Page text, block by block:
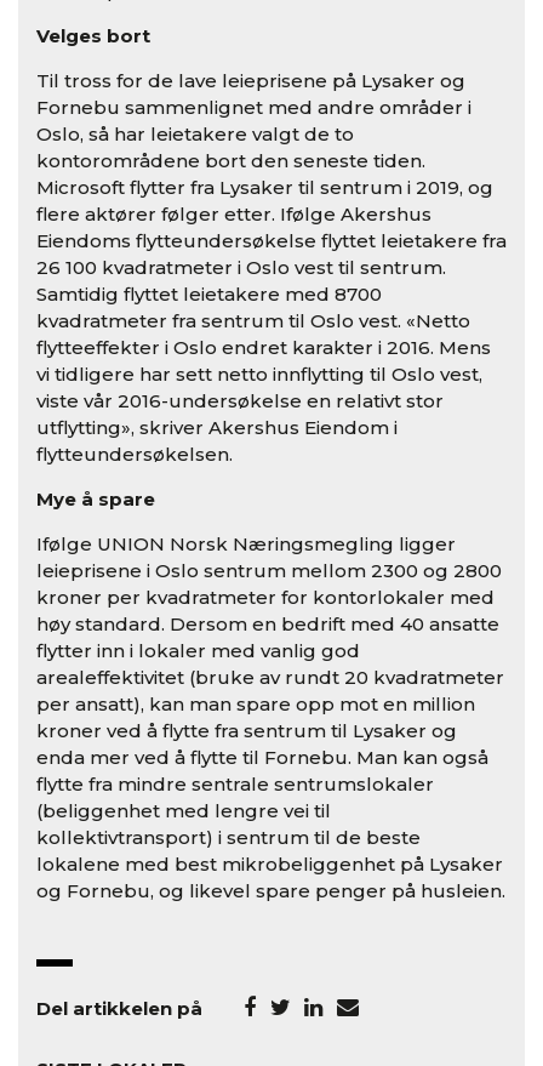
Velges bort
Til tross for de lave leieprisene på Lysaker og
Fornebu sammenlignet med andre områder i
Oslo, så har leietakere valgt de to
kontorområdene bort den seneste tiden.
Microsoft flytter fra Lysaker til sentrum i 2019, og
flere aktører følger etter. Ifølge Akershus
Eiendoms flytteundersøkelse flyttet leietakere fra
26 100 kvadratmeter i Oslo vest til sentrum.
Samtidig flyttet leietakere med 8700
kvadratmeter fra sentrum til Oslo vest. «Netto
flytteeffekter i Oslo endret karakter i 2016. Mens
vi tidligere har sett netto innflytting til Oslo vest,
viste vår 2016-undersøkelse en relativt stor
utflytting», skriver Akershus Eiendom i
flytteundersøkelsen.
Mye å spare
Ifølge UNION Norsk Næringsmegling ligger
leieprisene i Oslo sentrum mellom 2300 og 2800
kroner per kvadratmeter for kontorlokaler med
høy standard. Dersom en bedrift med 40 ansatte
flytter inn i lokaler med vanlig god
arealeffektivitet (bruke av rundt 20 kvadratmeter
per ansatt), kan man spare opp mot en million
kroner ved å flytte fra sentrum til Lysaker og
enda mer ved å flytte til Fornebu. Man kan også
flytte fra mindre sentrale sentrumslokaler
(beliggenhet med lengre vei til
kollektivtransport) i sentrum til de beste
lokalene med best mikrobeliggenhet på Lysaker
og Fornebu, og likevel spare penger på husleien.
Del artikkelen på